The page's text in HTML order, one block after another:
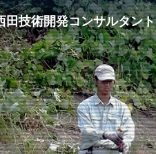
田技術開発コンサルタント